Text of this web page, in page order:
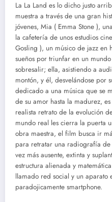
La La Land es lo dicho justo
muestra a través de una gran
jóvenes, Mia ( Emma Stone ),
la cafetería de unos estudios
Gosling ), un músico de jazz en
sueños por triunfar en un
sobresalir; ella, asistiendo a
montón, y él, desvelándose por
dedicado a una música que se
de su amor hasta la madurez,
realista retrato de la evolución
mundo real les cierra la puerta
obra maestra, el film busca ir
para retratar una radiografía
vez más ausente, extinta y
estructura alienada y
llamado red social y un aparato
paradojicamente smartphone.